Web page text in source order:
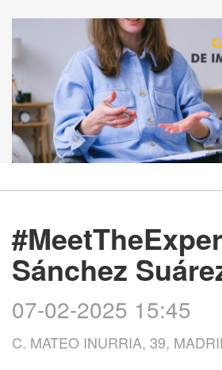
Sánchez
07-02-2025 15:45
C. MATEO INURRIA, 39,